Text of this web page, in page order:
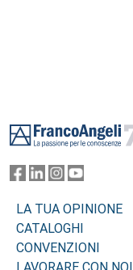
LA TUA OPINIONE
CATALOGHI
CONVENZIONI